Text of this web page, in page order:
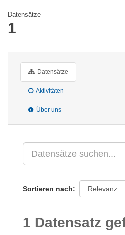
Datensätze
1
Datensätze
Aktivitäten
Über uns
Sortieren nach
1 Datensatz